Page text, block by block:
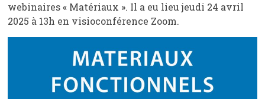
webinaires « Matériaux ». Il a eu lieu jeudi 24 avril
2025 à 13h en visioconférence Zoom.